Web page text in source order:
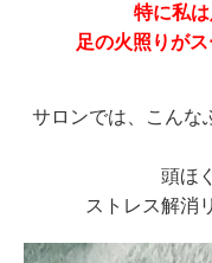
特に私
足の火照りが
サロンでは、こんな
頭ほ
ストレス解消